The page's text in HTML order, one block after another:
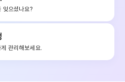
잊으셨나요?
관리해보세요.